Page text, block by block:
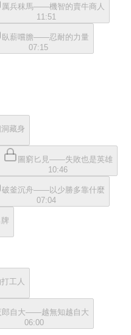
厲兵秣馬——機智的賣牛商人
11:51
臥薪嚐膽——忍耐的力量
07:15
藏身
圖窮匕見——失敗也是英雄
10:46
破釜沉舟——以少勝多靠什麼
07:04
工人
郎自大——越無知越自大
06:00